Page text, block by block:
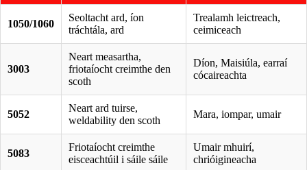
1050/1060
Seoltacht ard, íon
tráchtála, ard
Trealamh leictreach,
ceimiceach
3003
Neart measartha,
friotaíocht creimthe den
scoth
Díon, Maisiúla, earraí
cócaireachta
5052
Neart ard tuirse,
weldability den scoth
Mara, iompar, umair
5083
Friotaíocht creimthe
eisceachtúil i sáile sáile
Umair mhuirí,
chrióigineacha